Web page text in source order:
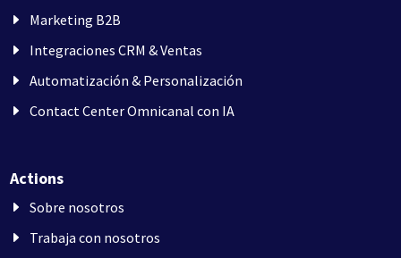
Marketing B2B
Integraciones CRM & Ventas
Automatización & Personalización
Contact Center Omnicanal con IA
Actions
Sobre nosotros
Trabaja con nosotros